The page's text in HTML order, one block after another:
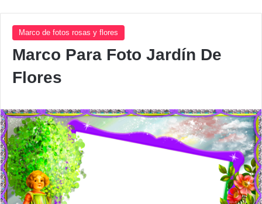
Marco de fotos rosas y flores
Marco Para Foto Jardín De
Flores